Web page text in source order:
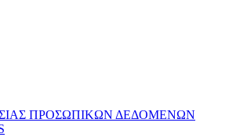
ΠΡΟΣΩΠΙΚΩΝ ΔΕΔΟΜΕΝΩΝ